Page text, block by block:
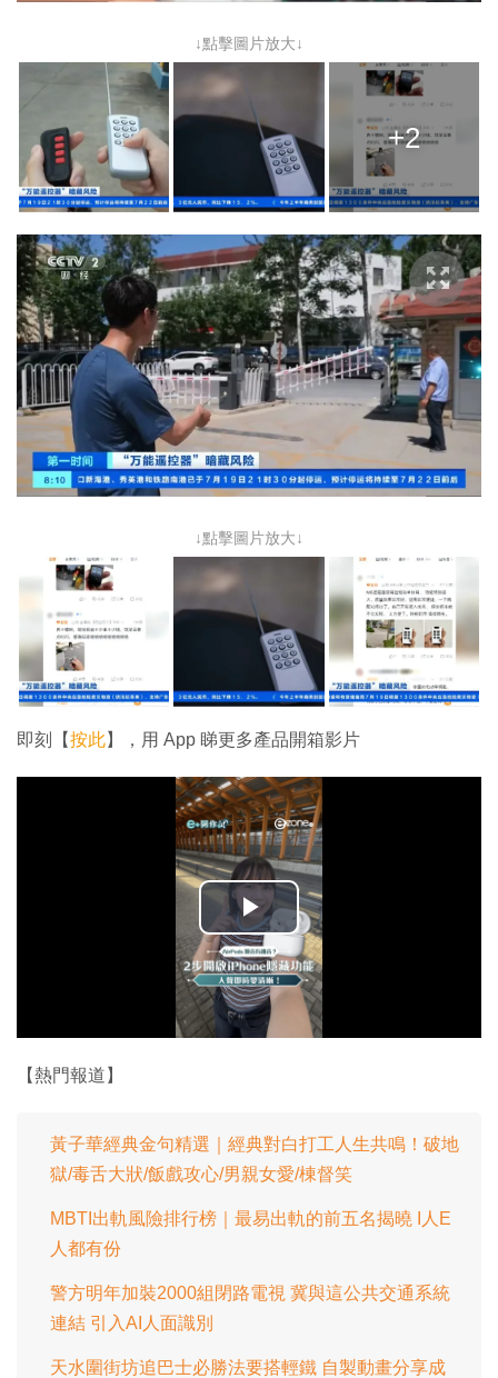
↓點擊圖片放大↓
+2
↓點擊圖片放大↓
即刻【按此】，用 App 睇更多產品開箱影片
播
放
影
【熱門報道】
黃子華經典金句精選｜經典對白打工人生共鳴！破地
獄/毒舌大狀/飯戲攻心/男親女愛/棟督笑
MBTI出軌風險排行榜｜最易出軌的前五名揭曉 I人E
人都有份
警方明年加裝2000組閉路電視 冀與這公共交通系統
連結 引入AI人面識別
天水圍街坊追巴士必勝法要搭輕鐵 自製動畫分享成